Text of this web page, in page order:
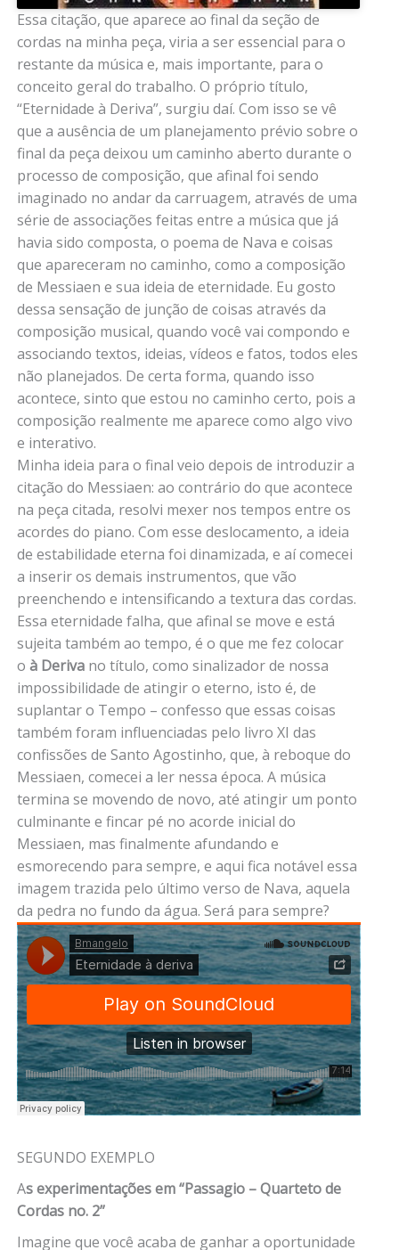
Essa citação, que aparece ao final da seção de
cordas na minha peça, viria a ser essencial para o
restante da música e, mais importante, para o
conceito geral do trabalho. O próprio título,
“Eternidade à Deriva”, surgiu daí. Com isso se vê
que a ausência de um planejamento prévio sobre o
final da peça deixou um caminho aberto durante o
processo de composição, que afinal foi sendo
imaginado no andar da carruagem, através de uma
série de associações feitas entre a música que já
havia sido composta, o poema de Nava e coisas
que apareceram no caminho, como a composição
de Messiaen e sua ideia de eternidade. Eu gosto
dessa sensação de junção de coisas através da
composição musical, quando você vai compondo e
associando textos, ideias, vídeos e fatos, todos eles
não planejados. De certa forma, quando isso
acontece, sinto que estou no caminho certo, pois a
composição realmente me aparece como algo vivo
e interativo.
Minha ideia para o final veio depois de introduzir a
citação do Messiaen: ao contrário do que acontece
na peça citada, resolvi mexer nos tempos entre os
acordes do piano. Com esse deslocamento, a ideia
de estabilidade eterna foi dinamizada, e aí comecei
a inserir os demais instrumentos, que vão
preenchendo e intensificando a textura das cordas.
Essa eternidade falha, que afinal se move e está
sujeita também ao tempo, é o que me fez colocar
o à Derivano título, como sinalizador de nossa
impossibilidade de atingir o eterno, isto é, de
suplantar o Tempo – confesso que essas coisas
também foram influenciadas pelo livro XI das
confissões de Santo Agostinho, que, à reboque do
Messiaen, comecei a ler nessa época. A música
termina se movendo de novo, até atingir um ponto
culminante e fincar pé no acorde inicial do
Messiaen, mas finalmente afundando e
esmorecendo para sempre, e aqui fica notável essa
imagem trazida pelo último verso de Nava, aquela
da pedra no fundo da água. Será para sempre?
SEGUNDO EXEMPLO
As experimentações em “Passagio – Quarteto de
Cordas no. 2”
Imagine que você acaba de ganhar a oportunidade